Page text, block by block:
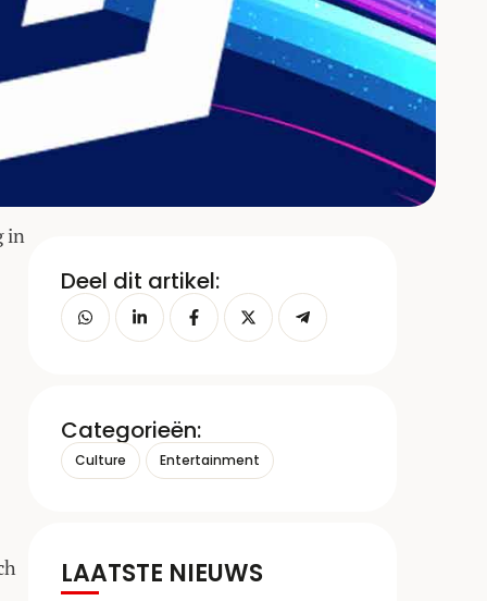
in
Deel dit artikel:
Categorieën:
Culture Entertainment
LAATSTE NIEUWS